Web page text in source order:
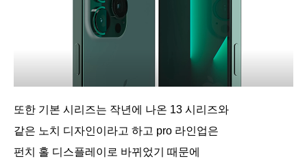
또한 기본 시리즈는 작년에 나온 13 시리즈와
같은 노치 디자인이라고 하고 pro 라인업은
펀치 홀 디스플레이로 바뀌었기 때문에